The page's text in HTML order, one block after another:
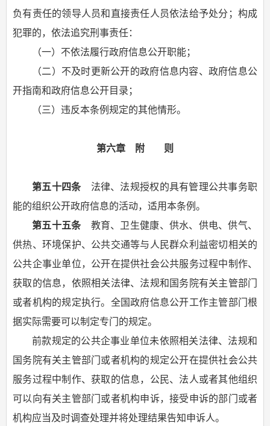
负有责任的领导人员和直接责任人员依法给予处分；构成
犯罪的，依法追究刑事责任：
（一）不依法履行政府信息公开职能；
（二）不及时更新公开的政府信息内容、政府信息公
开指南和政府信息公开目录；
（三）违反本条例规定的其他情形。
第六章 附 则
第五十四条法律、法规授权的具有管理公共事务职
能的组织公开政府信息的活动，适用本条例。
第五十五条教育、卫生健康、供水、供电、供气、
供热、环境保护、公共交通等与人民群众利益密切相关的
公共企事业单位，公开在提供社会公共服务过程中制作、
获取的信息，依照相关法律、法规和国务院有关主管部门
或者机构的规定执行。全国政府信息公开工作主管部门根
据实际需要可以制定专门的规定。
前款规定的公共企事业单位未依照相关法律、法规和
国务院有关主管部门或者机构的规定公开在提供社会公共
服务过程中制作、获取的信息，公民、法人或者其他组织
可以向有关主管部门或者机构申诉，接受申诉的部门或者
机构应当及时调查处理并将处理结果告知申诉人。